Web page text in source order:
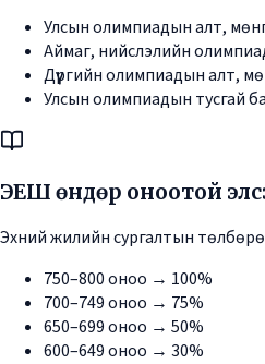
Улсын олимпиадын алт,
Аймаг, нийслэлийн
Дүүргийн олимпиадын алт,
Улсын олимпиадын тусгай
ЭЕШ өндөр оноотой
Эхний жилийн сургалтын
750–800 оноо → 100%
700–749 оноо → 75%
650–699 оноо → 50%
600–649 оноо → 30%